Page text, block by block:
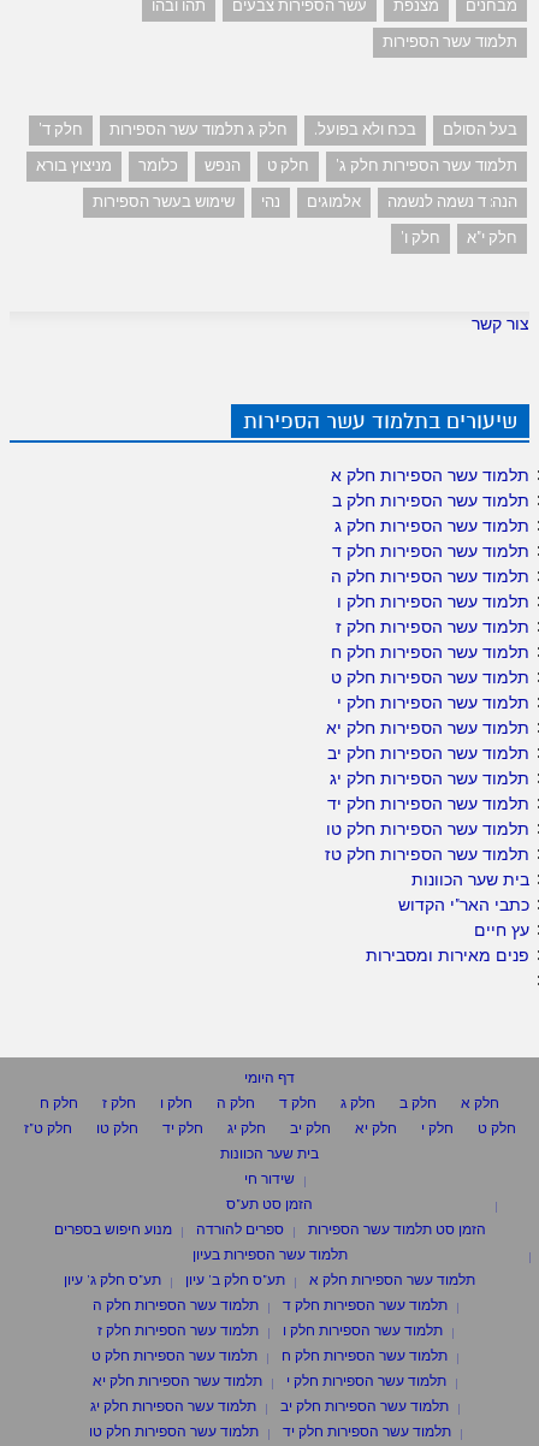
מבחנים
מצנפת עשר הספירות צבעים
תהו ובהו
תלמוד עשר הספירות
בעל הסולם בכח ולא בפועל. חלק ג תלמוד עשר הספירות
חלק ד'
תלמוד עשר הספירות חלק ג'
חלק ט הנפש כלומר
מניצוץ בורא
הנה: ד נשמה לנשמה
אלמוגים נהי
שימוש בעשר הספירות
חלק י"א
חלק ו'
צור קשר
שיעורים בתלמוד עשר הספירות
תלמוד עשר הספירות חלק א
תלמוד עשר הספירות חלק ב
תלמוד עשר הספירות חלק ג
תלמוד עשר הספירות חלק ד
תלמוד עשר הספירות חלק ה
תלמוד עשר הספירות חלק ו
תלמוד עשר הספירות חלק ז
תלמוד עשר הספירות חלק ח
תלמוד עשר הספירות חלק ט
תלמוד עשר הספירות חלק י
תלמוד עשר הספירות חלק יא
תלמוד עשר הספירות חלק יב
תלמוד עשר הספירות חלק יג
תלמוד עשר הספירות חלק יד
תלמוד עשר הספירות חלק טו
תלמוד עשר הספירות חלק טז
בית שער הכוונות
כתבי האר"י הקדוש
עץ חיים
פנים מאירות ומסבירות
דף היומי
חלק א
חלק ב חלק ג חלק ד חלק ה חלק ו חלק ז
חלק ח
חלק ט
חלק י חלק יא חלק יב חלק יג חלק יד חלק טו
חלק ט"ז
בית שער הכוונות
שידור חי
הזמן סט תע"ס
הזמן סט תלמוד עשר הספירות
ספרים להורדה
מנוע חיפוש בספרים
תלמוד עשר הספירות בעיון
תלמוד עשר הספירות חלק א
תע"ס חלק ב' עיון
תע"ס חלק ג' עיון
תלמוד עשר הספירות חלק ד
תלמוד עשר הספירות חלק ה
תלמוד עשר הספירות חלק ו
תלמוד עשר הספירות חלק ז
תלמוד עשר הספירות חלק ח
תלמוד עשר הספירות חלק ט
תלמוד עשר הספירות חלק י
תלמוד עשר הספירות חלק יא
תלמוד עשר הספירות חלק יב
תלמוד עשר הספירות חלק יג
תלמוד עשר הספירות חלק יד
תלמוד עשר הספירות חלק טו